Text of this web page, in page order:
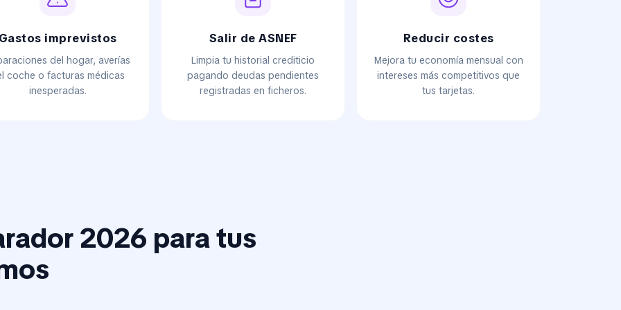
imprevistos
del hogar, averías
coche o facturas médicas
inesperadas.
Salir de ASNEF
Limpia tu historial crediticio
pagando deudas pendientes
registradas en ficheros.
Reducir costes
Mejora tu economía mensual con
intereses más competitivos que
tus tarjetas.
2026 para tus